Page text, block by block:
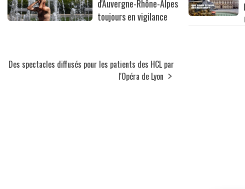
d'Auvergne-Rhône-Alpes
toujours en vigilance
Des spectacles diffusés pour les patients des HCL par
l'Opéra de Lyon